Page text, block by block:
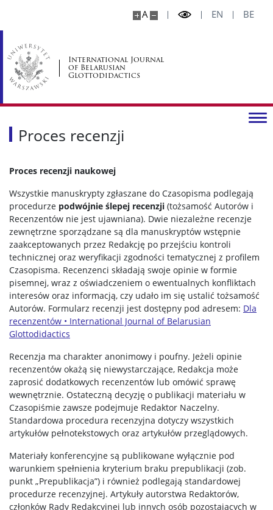
A EN BE
International Journal
of Belarusian
Glottodidactics
Proces recenzji
Proces recenzji naukowej
Wszystkie manuskrypty zgłaszane do Czasopisma podlegają
procedurze podwójnie ślepej recenzji (tożsamość Autorów i
Recenzentów nie jest ujawniana). Dwie niezależne recenzje
zewnętrzne sporządzane są dla manuskryptów wstępnie
zaakceptowanych przez Redakcję po przejściu kontroli
technicznej oraz weryfikacji zgodności tematycznej z profilem
Czasopisma. Recenzenci składają swoje opinie w formie
pisemnej, wraz z oświadczeniem o ewentualnych konfliktach
interesów oraz informacją, czy udało im się ustalić tożsamość
Autorów. Formularz recenzji jest dostępny pod adresem: Dla
recenzentów • International Journal of Belarusian
Glottodidactics
Recenzja ma charakter anonimowy i poufny. Jeżeli opinie
recenzentów okażą się niewystarczające, Redakcja może
zaprosić dodatkowych recenzentów lub omówić sprawę
wewnętrznie. Ostateczną decyzję o publikacji materiału w
Czasopiśmie zawsze podejmuje Redaktor Naczelny.
Standardowa procedura recenzyjna dotyczy wszystkich
artykułów pełnotekstowych oraz artykułów przeglądowych.
Materiały konferencyjne są publikowane wyłącznie pod
warunkiem spełnienia kryterium braku prepublikacji (zob.
punkt „Prepublikacja”) i również podlegają standardowej
procedurze recenzyjnej. Artykuły autorstwa Redaktorów,
członków Rady Redakcyjnej lub innych osób pozostających w